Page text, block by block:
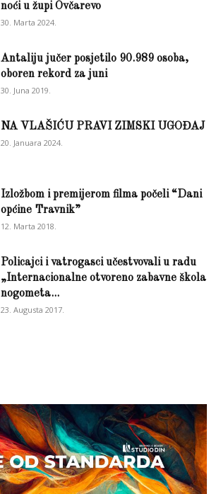
noći u župi Ovčarevo
30. Marta 2024.
Antaliju jučer posjetilo 90.989 osoba,
oboren rekord za juni
30. Juna 2019.
NA VLAŠIĆU PRAVI ZIMSKI UGOĐAJ
20. Januara 2024.
Izložbom i premijerom filma počeli “Dani
općine Travnik”
12. Marta 2018.
Policajci i vatrogasci učestvovali u radu
„Internacionalne otvoreno zabavne škola
nogometa...
23. Augusta 2017.